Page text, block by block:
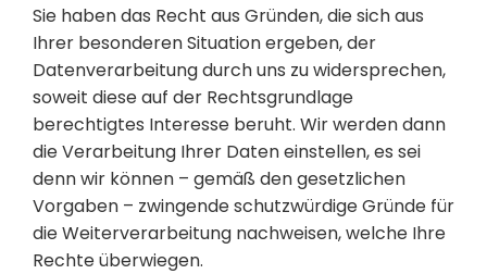
Sie haben das Recht aus Gründen, die sich aus
Ihrer besonderen Situation ergeben, der
Datenverarbeitung durch uns zu widersprechen,
soweit diese auf der Rechtsgrundlage
berechtigtes Interesse beruht. Wir werden dann
die Verarbeitung Ihrer Daten einstellen, es sei
denn wir können – gemäß den gesetzlichen
Vorgaben – zwingende schutzwürdige Gründe für
die Weiterverarbeitung nachweisen, welche Ihre
Rechte überwiegen.